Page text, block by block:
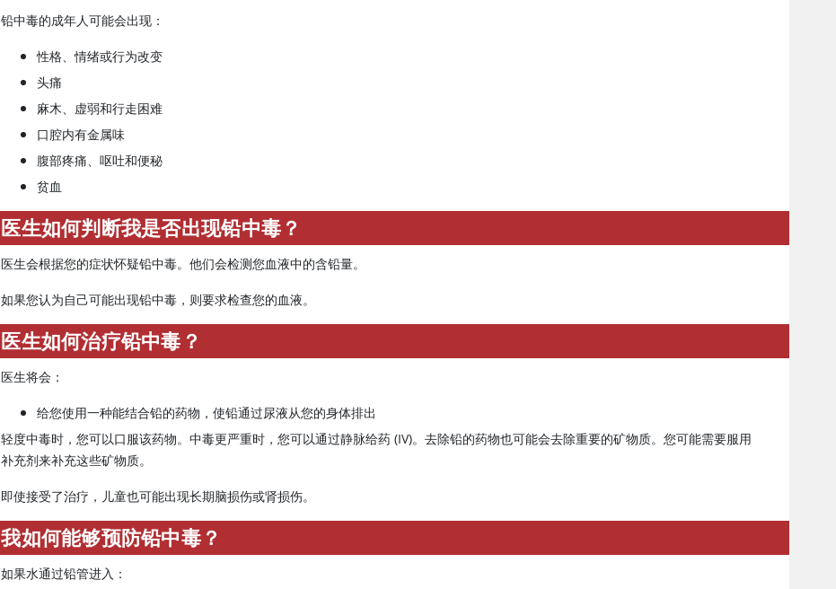
铅中毒的成年人可能会出现：
性格、情绪或行为改变
头痛
麻木、虚弱和行走困难
口腔内有金属味
腹部疼痛、呕吐和便秘
贫血
医生如何判断我是否出现铅中毒？
医生会根据您的症状怀疑铅中毒。他们会检测您血液中的含铅量。
如果您认为自己可能出现铅中毒，则要求检查您的血液。
医生如何治疗铅中毒？
医生将会：
给您使用一种能结合铅的药物，使铅通过尿液从您的身体排出
轻度中毒时，您可以口服该药物。中毒更严重时，您可以通过静脉给药 (IV)。去除铅的药物也可能会去除重要的矿物质。您可能需要服用
补充剂来补充这些矿物质。
即使接受了治疗，儿童也可能出现长期脑损伤或肾损伤。
我如何能够预防铅中毒？
如果水通过铅管进入：